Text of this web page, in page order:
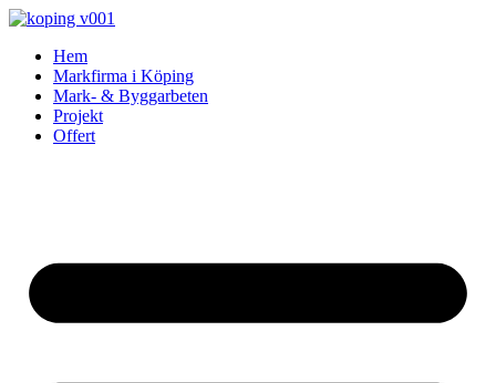
Skip
contentHem
Markfirma i Köping
Mark- & Byggarbeten
Projekt
Offert